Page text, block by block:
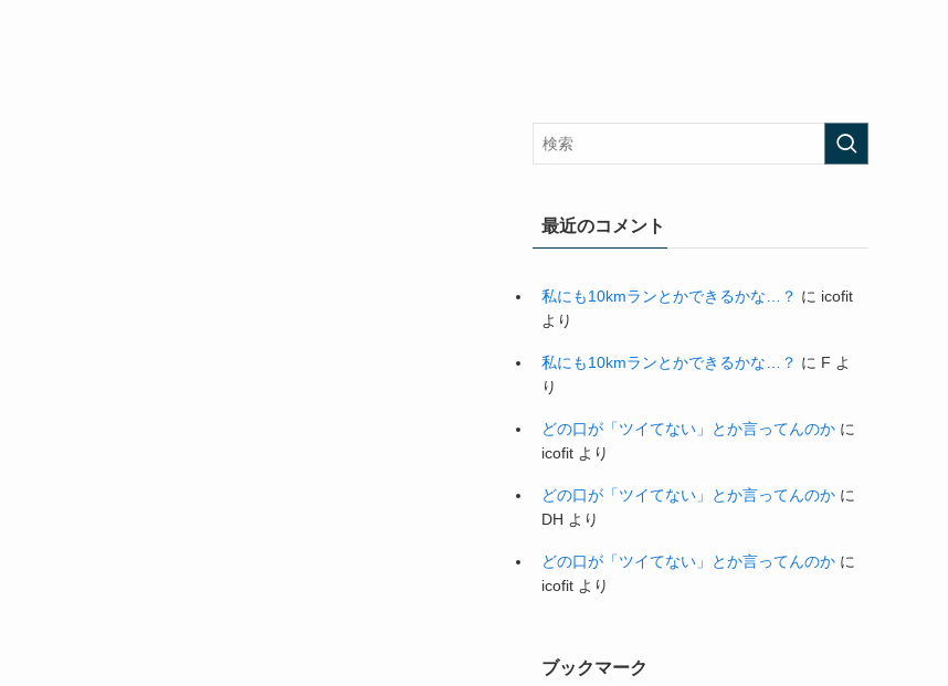
最近のコメント
私にも10kmランとかできるかな…？ に icofit
より
私にも10kmランとかできるかな…？ に F よ
り
どの口が「ツイてない」とか言ってんのか に
icofit より
どの口が「ツイてない」とか言ってんのか に
DH より
どの口が「ツイてない」とか言ってんのか に
icofit より
ブックマーク